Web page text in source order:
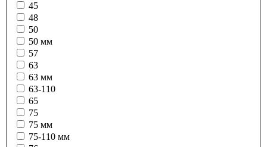
45
48
50
50 мм
57
63
63 мм
63-110
65
75
75 мм
75-110 мм